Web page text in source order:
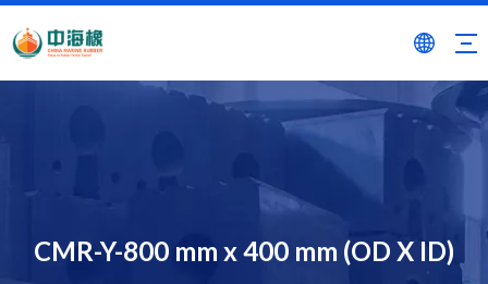
CMR-Y-800 mm x 400 mm (OD X ID)